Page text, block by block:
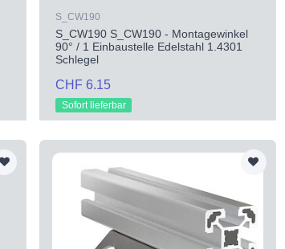
S_CW190
S_CW190 S_CW190 - Montagewinkel
90° / 1 Einbaustelle Edelstahl 1.4301
Schlegel
CHF 6.15
Sofort lieferbar